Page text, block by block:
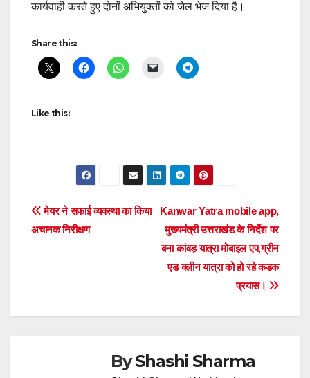
कार्यवाही करते हुए दोनों अभियुक्तों को जेल भेज दिया है।
Share this:
Like this:
Post
navigation
Kanwar Yatra mobile app,
मुख्यमंत्री उत्तराखंड के निर्देश पर
बना कांवड़ यात्रा मोबाइल एप,ग्रीन
एड क्लीन यात्रा को हो रहे कडक
प्रयास।
मेयर ने सफाई व्यवस्था का किया
अचानक निरीक्षण
ByShashi Sharma